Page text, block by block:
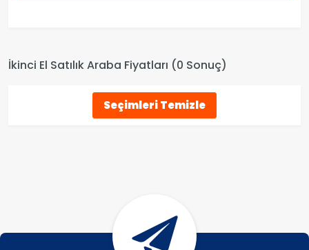
İkinci El Satılık Araba Fiyatları (0 Sonuç)
Seçimleri Temizle